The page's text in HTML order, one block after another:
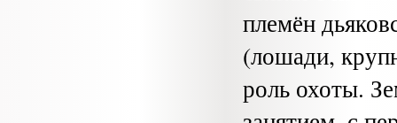
племён
(лошади,
роль охоты.